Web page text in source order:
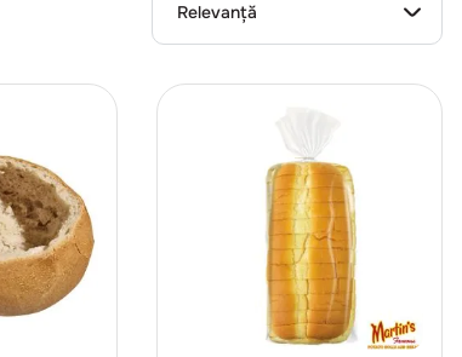
Relevanță